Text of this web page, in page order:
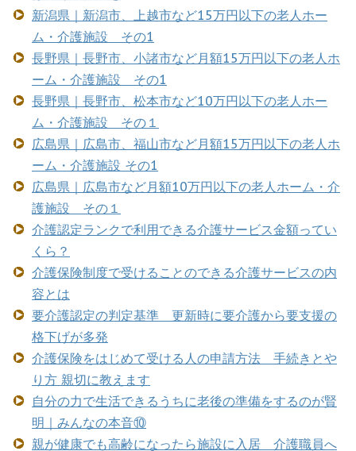
新潟県｜新潟市、上越市など15万円以下の老人ホー
ム・介護施設 その1
長野県｜長野市、小諸市など月額15万円以下の老人ホ
ーム・介護施設 その1
長野県｜長野市、松本市など10万円以下の老人ホー
ム・介護施設 その１
広島県｜広島市、福山市など月額15万円以下の老人ホ
ーム・介護施設 その1
広島県｜広島市など月額10万円以下の老人ホーム・介
護施設 その１
介護認定ランクで利用できる介護サービス金額ってい
くら？
介護保険制度で受けることのできる介護サービスの内
容とは
要介護認定の判定基準 更新時に要介護から要支援の
格下げが多発
介護保険をはじめて受ける人の申請方法 手続きとや
り方 親切に教えます
自分の力で生活できるうちに老後の準備をするのが賢
明｜みんなの本音⑩
親が健康でも高齢になったら施設に入居 介護職員へ